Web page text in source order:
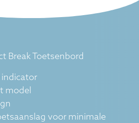
Break Toetsenbord
indicator
model
voor minimale